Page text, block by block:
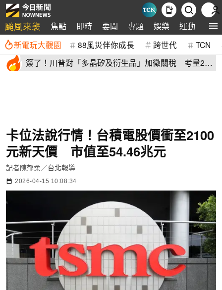
颱風來襲 焦點 即時 要聞 專題 娛樂 運動 全球
新電玩大觀園 88風災伴你成長 跨世代 TCN
簽了！川普對「多晶矽及衍生品」加徵關稅 考量2原
卡位法說行情！台積電股價衝至2100
元新天價 市值至54.46兆元
記者陳郁柔／台北報導
2026-04-15 10:08:34